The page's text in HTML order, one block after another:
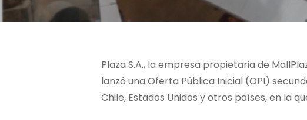
Plaza S.A., la empresa propietaria de
lanzó una Oferta Pública Inicial (OPI)
Chile, Estados Unidos y otros países, en la